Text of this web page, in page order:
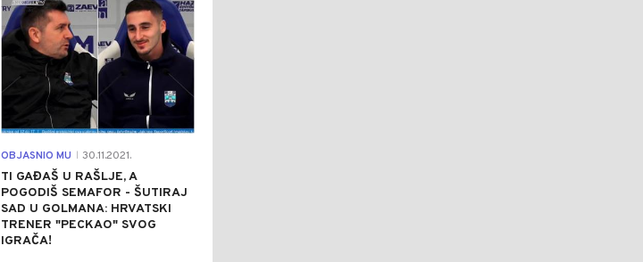
OBJASNIO MU 30.11.2021.
TI GAĐAŠ U RAŠLJE, A
POGODIŠ SEMAFOR - ŠUTIRAJ
SAD U GOLMANA: HRVATSKI
TRENER "PECKAO" SVOG
IGRAČA!